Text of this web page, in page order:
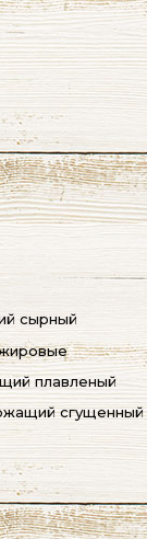
сырный
плавленый
сгущенный